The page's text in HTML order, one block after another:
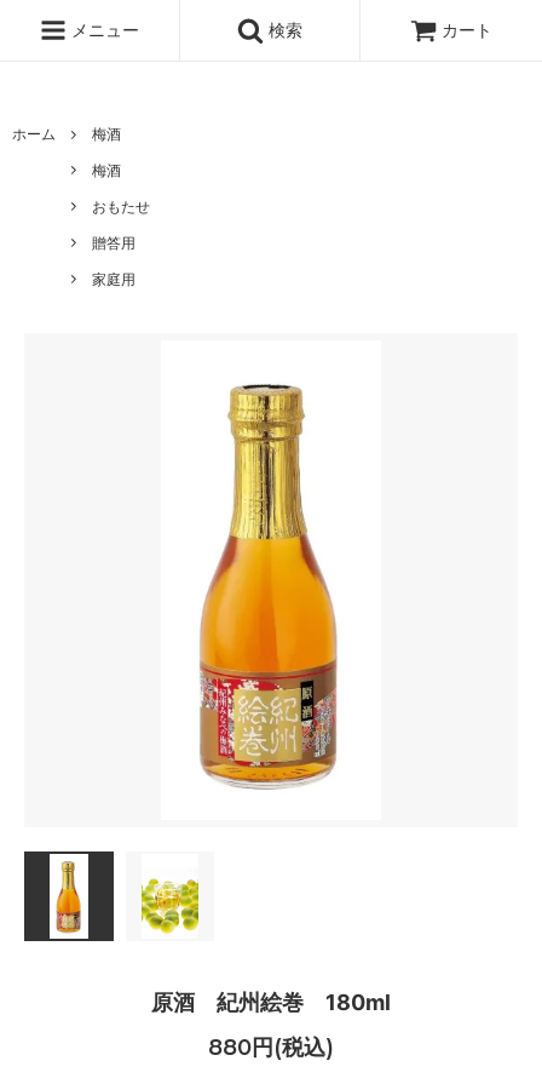
メニュー
検索 カート
ホーム
梅酒
梅酒
おもたせ
贈答用
家庭用
原酒 紀州絵巻 180ml
880円(税込)